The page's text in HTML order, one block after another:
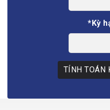
*Kỳ
TÍNH TOÁN